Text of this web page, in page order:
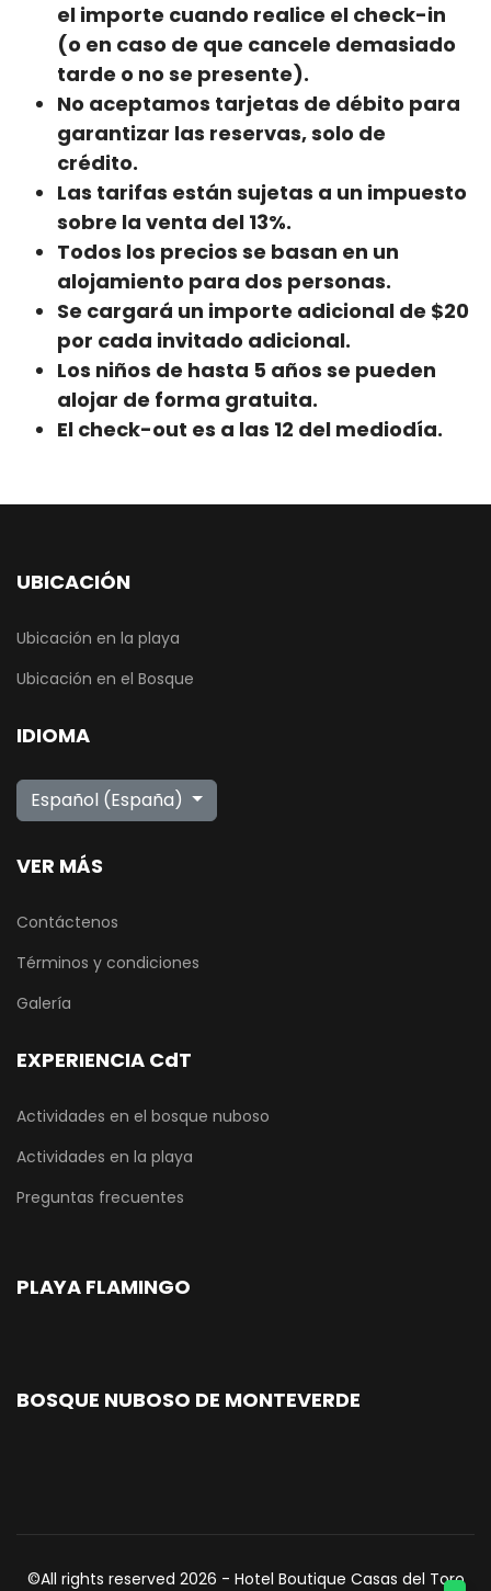
el importe cuando realice el check-in
(o en caso de que cancele demasiado
tarde o no se presente).
No aceptamos tarjetas de débito para
garantizar las reservas, solo de
crédito.
Las tarifas están sujetas a un impuesto
sobre la venta del 13%.
Todos los precios se basan en un
alojamiento para dos personas.
Se cargará un importe adicional de $20
por cada invitado adicional.
Los niños de hasta 5 años se pueden
alojar de forma gratuita.
El check-out es a las 12 del mediodía.
UBICACIÓN
Ubicación en la playa
Ubicación en el Bosque
IDIOMA
Seleccione su idioma
Español (España)
VER MÁS
Contáctenos
Términos y condiciones
Galería
EXPERIENCIA CdT
Actividades en el bosque nuboso
Actividades en la playa
Preguntas frecuentes
PLAYA FLAMINGO
BOSQUE NUBOSO DE MONTEVERDE
©All rights reserved 2026 - Hotel Boutique Casas del Toro